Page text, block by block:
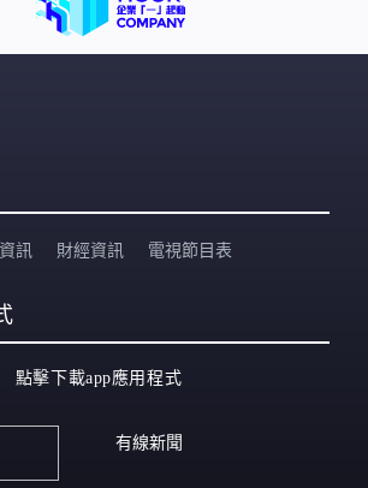
訊 財經資訊 電視節目表
點擊下載app應用程式
有線新聞